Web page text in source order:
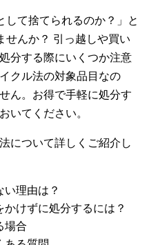
して捨てられるのか？」と
せんか？ 引っ越しや買い
分する際にいくつか注意
クル法の対象品目なの
ん。お得で手軽に処分す
いてください。
について詳しくご紹介し
理由は？
けずに処分するには？
場合